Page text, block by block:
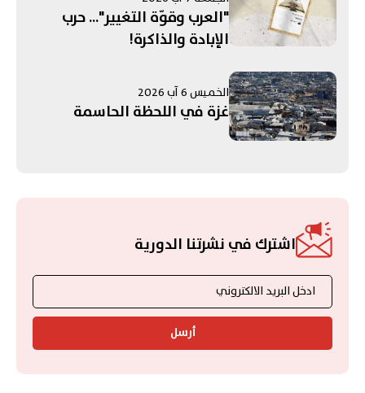
"العرب وقوّة التغيير"... حرب
الإبادة والذاكرة!
الخميس 6 آب 2026
غزة في اللحظة الحاسمة
اشترك في نشرتنا الدورية
أرسل